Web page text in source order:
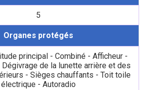
5
Organes protégés
principal - Combiné - Afficheur -
de la lunette arrière et des
- Sièges chauffants - Toit toile
électrique - Autoradio